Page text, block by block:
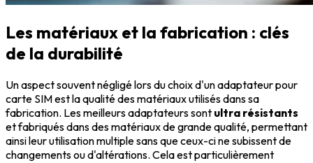
Les matériaux et la fabrication : clés
de la durabilité
Un aspect souvent négligé lors du choix d'un adaptateur pour
carte SIM est la qualité des matériaux utilisés dans sa
fabrication. Les meilleurs adaptateurs sont ultra résistants
et fabriqués dans des matériaux de grande qualité, permettant
ainsi leur utilisation multiple sans que ceux-ci ne subissent de
changements ou d'altérations. Cela est particulièrement